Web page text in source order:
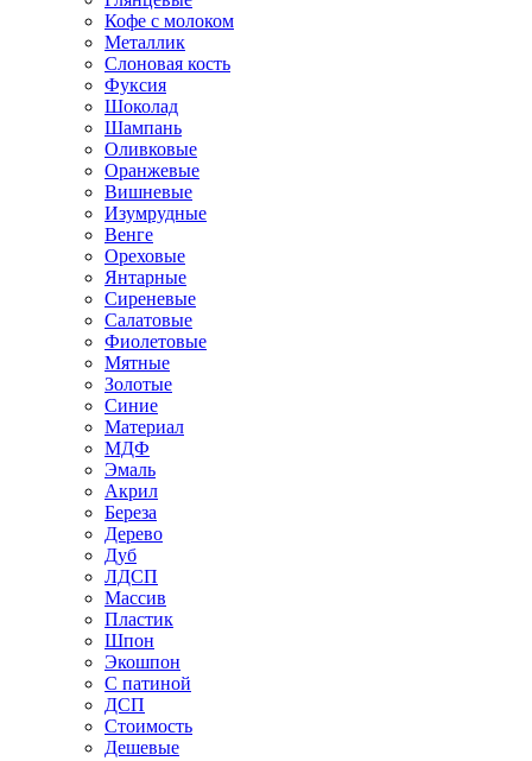
Кофе с молоком
Металлик
Слоновая кость
Фуксия
Шоколад
Шампань
Оливковые
Оранжевые
Вишневые
Изумрудные
Венге
Ореховые
Янтарные
Сиреневые
Салатовые
Фиолетовые
Мятные
Золотые
Синие
Материал
МДФ
Эмаль
Акрил
Береза
Дерево
Дуб
ЛДСП
Массив
Пластик
Шпон
Экошпон
С патиной
ДСП
Стоимость
Дешевые